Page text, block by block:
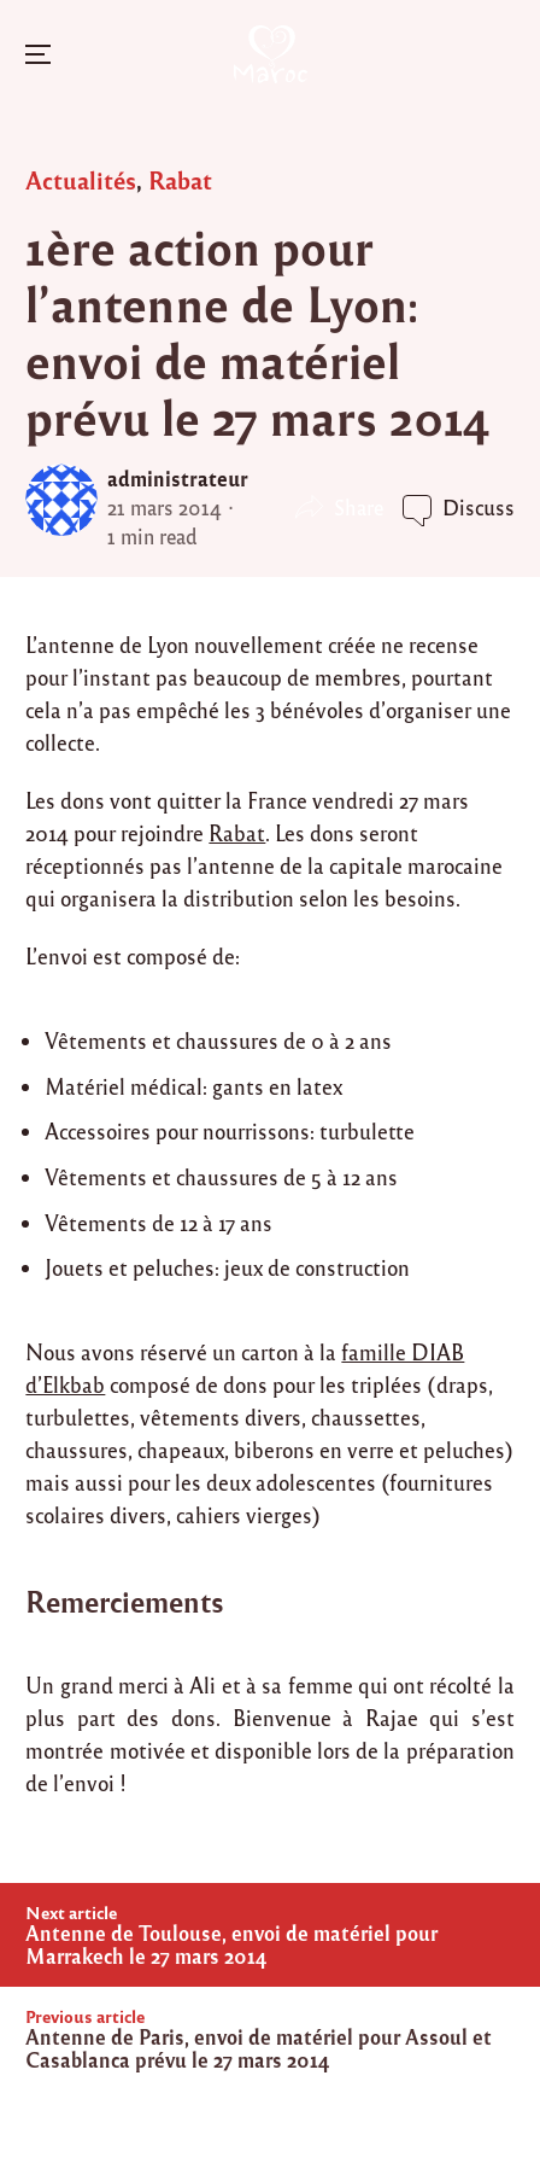
content
Menu
Posted
Actualités, Rabat
1ère action pour
l’antenne de Lyon:
envoi de matériel
prévu le 27 mars 2014
administrateur
21 mars 2014
1 min read
Discuss
L’antenne de Lyon nouvellement créée ne recense
pour l’instant pas beaucoup de membres, pourtant
cela n’a pas empêché les 3 bénévoles d’organiser une
collecte.
Les dons vont quitter la France vendredi 27 mars
2014 pour rejoindre Rabat. Les dons seront
réceptionnés pas l’antenne de la capitale marocaine
qui organisera la distribution selon les besoins.
L’envoi est composé de:
Vêtements et chaussures de 0 à 2 ans
Matériel médical: gants en latex
Accessoires pour nourrissons: turbulette
Vêtements et chaussures de 5 à 12 ans
Vêtements de 12 à 17 ans
Jouets et peluches: jeux de construction
Nous avons réservé un carton à lafamille DIAB
d’Elkbab composé de dons pour les triplées (draps,
turbulettes, vêtements divers, chaussettes,
chaussures, chapeaux, biberons en verre et peluches)
mais aussi pour les deux adolescentes (fournitures
scolaires divers, cahiers vierges)
Remerciements
Un grand merci à Ali et à sa femme qui ont récolté la
plus part des dons. Bienvenue à Rajae qui s’est
montrée motivée et disponible lors de la préparation
de l’envoi !
Post
navigation
Previous article
Antenne de Paris, envoi de matériel pour Assoul et
Casablanca prévu le 27 mars 2014
Next article
Antenne de Toulouse, envoi de matériel pour
Marrakech le 27 mars 2014